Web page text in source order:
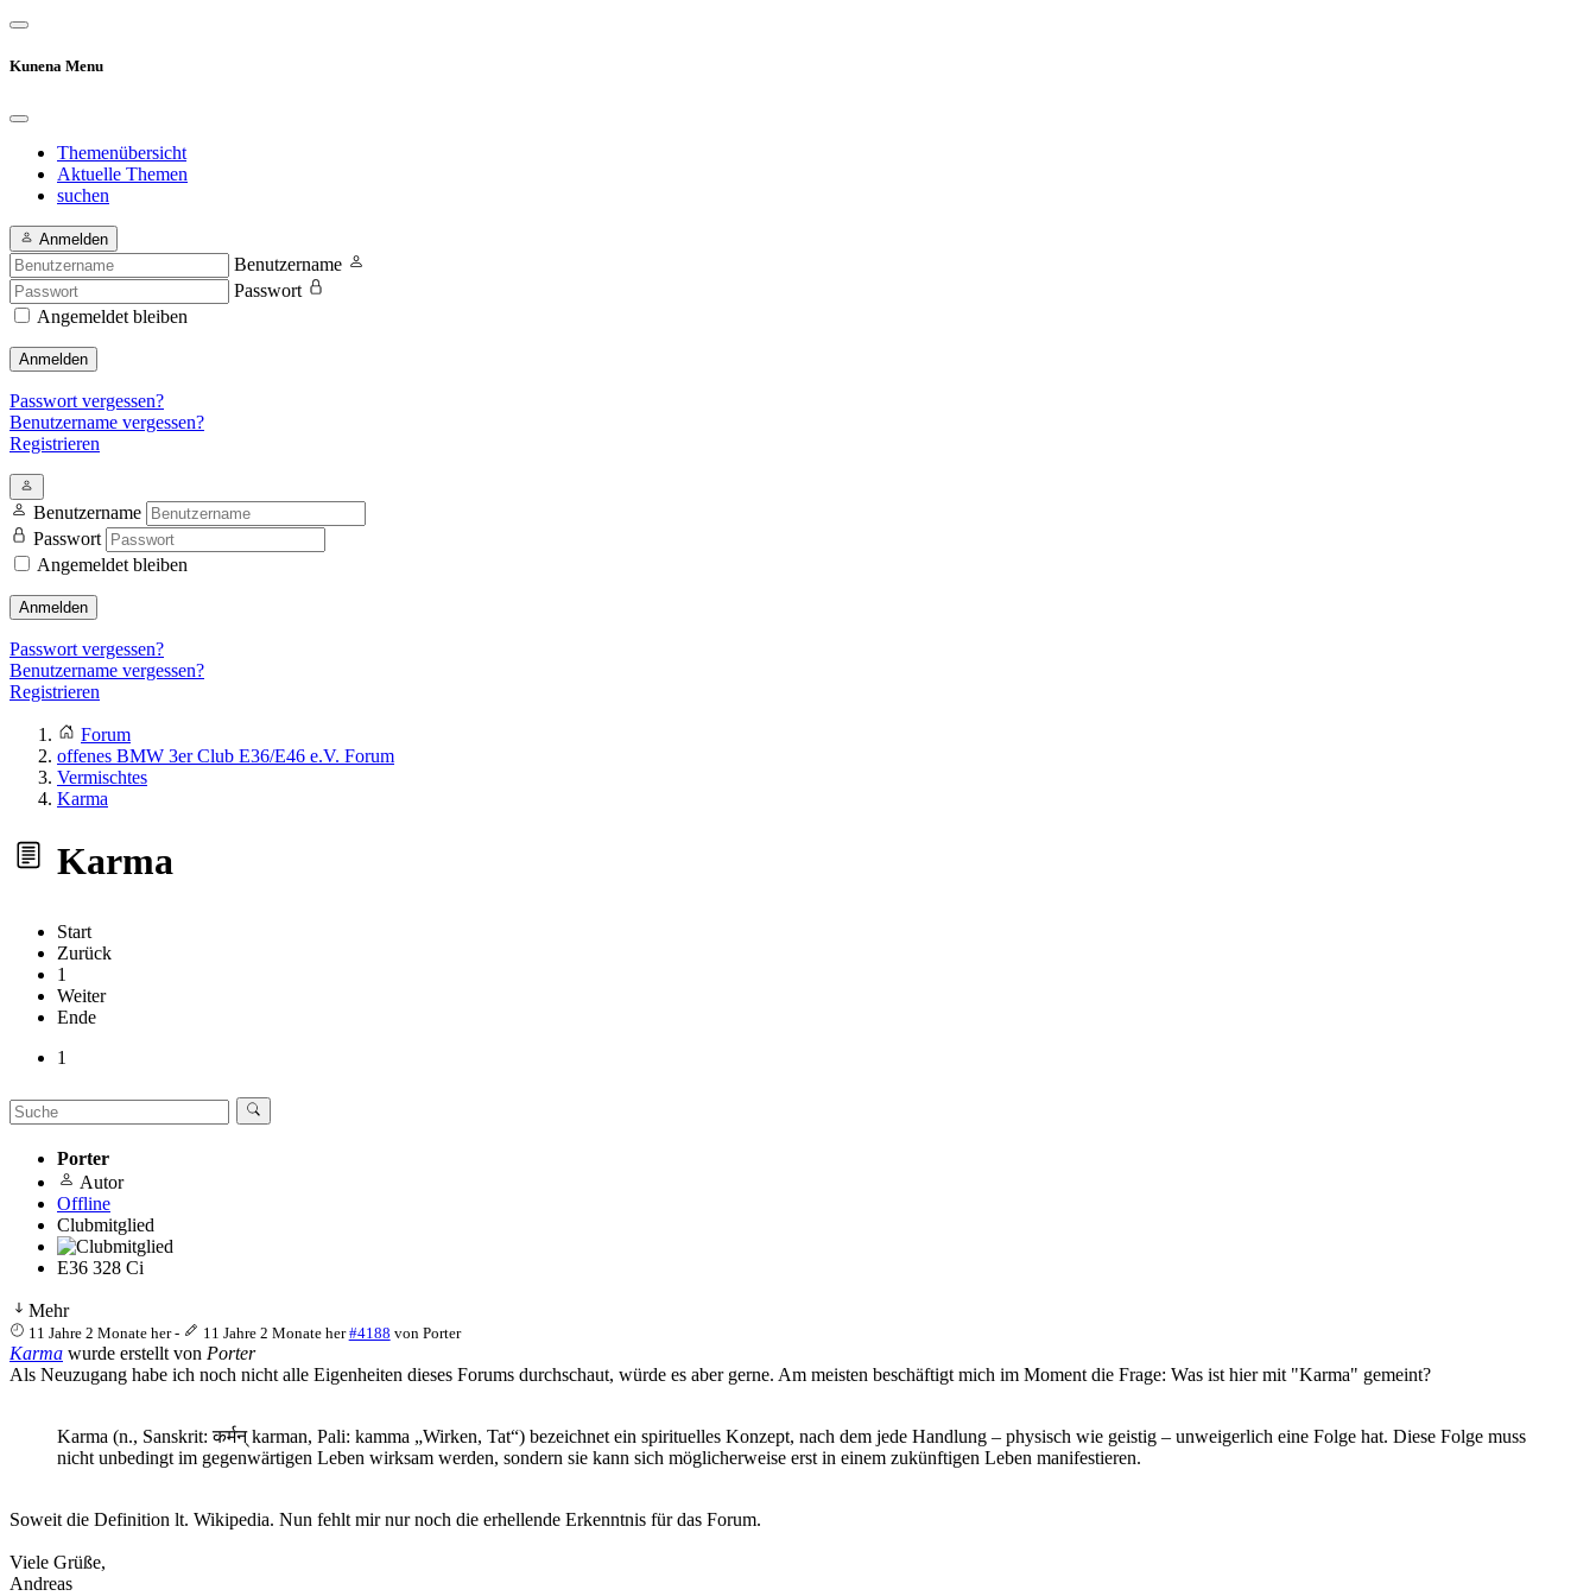
Kunena Menu
Themenübersicht
Aktuelle Themen
suchen
Anmelden
Benutzername
Passwort
Angemeldet bleiben
Anmelden
Passwort vergessen?
Benutzername vergessen?
Registrieren
Benutzername
Passwort
Angemeldet bleiben
Anmelden
Passwort vergessen?
Benutzername vergessen?
Registrieren
Forum
offenes BMW 3er Club E36/E46 e.V. Forum
Vermischtes
Karma
Karma
Start
Zurück
1
Weiter
Ende
1
Porter
Autor
Offline
Clubmitglied
E36 328 Ci
Mehr
11 Jahre 2 Monate her- 11 Jahre 2 Monate her #4188 von Porter
Karma wurde erstellt von Porter
Als Neuzugang habe ich noch nicht alle Eigenheiten dieses Forums durchschaut, würde es aber gerne. Am meisten beschäftigt mich im Moment die Frage: Was ist hier mit "Karma" gemeint?
Karma (n., Sanskrit: कर्मन् karman, Pali: kamma „Wirken, Tat“) bezeichnet ein spirituelles Konzept, nach dem jede Handlung – physisch wie geistig – unweigerlich eine Folge hat. Diese Folge muss
nicht unbedingt im gegenwärtigen Leben wirksam werden, sondern sie kann sich möglicherweise erst in einem zukünftigen Leben manifestieren.
Soweit die Definition lt. Wikipedia. Nun fehlt mir nur noch die erhellende Erkenntnis für das Forum.
Viele Grüße,
Andreas